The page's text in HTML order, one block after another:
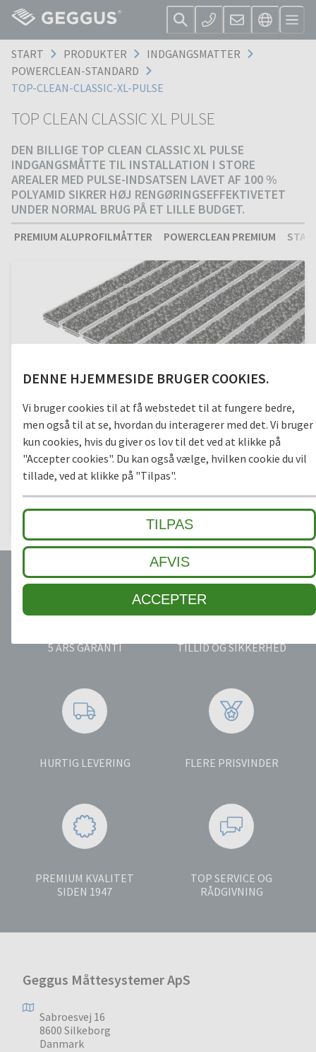
DENNE HJEMMESIDE BRUGER COOKIES.
Vi bruger cookies til at få webstedet til at fungere bedre,
men også til at se, hvordan du interagerer med det. Vi bruger
kun cookies, hvis du giver os lov til det ved at klikke på
"Accepter cookies". Du kan også vælge, hvilken cookie du vil
tillade, ved at klikke på "Tilpas".
TILPAS
AFVIS
ACCEPTER
START PRODUKTER
INDGANGSMATTER
POWERCLEAN-STANDARD
TOP-CLEAN-CLASSIC-XL-PULSE
TOP CLEAN CLASSIC XL PULSE
DEN BILLIGE TOP CLEAN CLASSIC XL PULSE
INDGANGSMÅTTE TIL INSTALLATION I STORE
AREALER MED PULSE-INDSATSEN LAVET AF 100 %
POLYAMID SIKRER HØJ RENGØRINGSEFFEKTIVETET
UNDER NORMAL BRUG PÅ ET LILLE BUDGET.
PREMIUM ALUPROFILMÅTTER POWERCLEAN PREMIUM
med PULSE-indlæg
5 ÅRS GARANTI TILLID OG SIKKERHED
HURTIG LEVERING FLERE PRISVINDER
PREMIUM KVALITET
SIDEN 1947
TOP SERVICE OG
RÅDGIVNING
Geggus Måttesystemer ApS
Sabroesvej 16
8600 Silkeborg
Danmark